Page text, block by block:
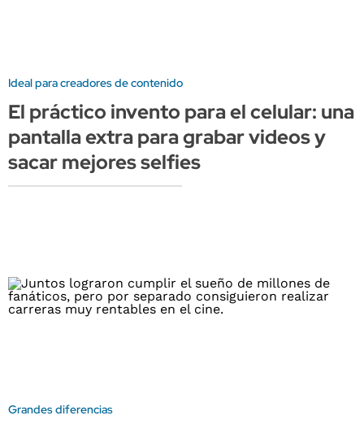
Ideal para creadores de contenido
El práctico invento para el celular: una
pantalla extra para grabar videos y
sacar mejores selfies
Grandes diferencias